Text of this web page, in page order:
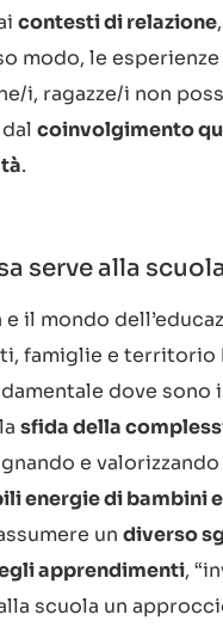
contesti di relazione
modo, le
i, ragazze/i non
coinvolgimento
.
serve alla
e il mondo
famiglie e territorio
dove sono
sfida della
e
energie di bambini
un diverso
apprendimenti,
scuola un